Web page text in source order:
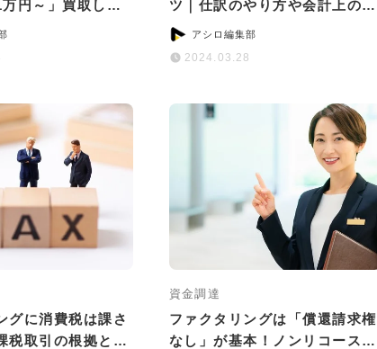
円～」買取して
5選
ツ｜仕訳のやり方や会計上の注
意点について
アシロ編集部
2024.03.28
グに消費税は課さ
税取引の根拠と計
資金調達
ファクタリングは「償還請求権
なし」が基本！ノンリコースで